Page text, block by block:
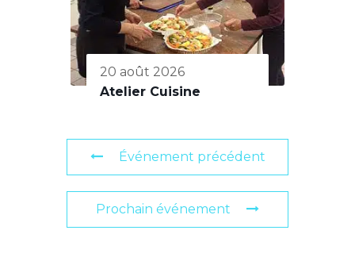
20 août 2026
Atelier Cuisine
Événement précédent
Prochain événement